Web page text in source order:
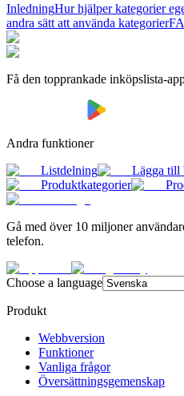
InledningHur hjälper kategorier
andra sätt att använda kategorier
Få den topprankade inköpslista-
Andra funktioner
Listdelning
Lägga till
Produktkategorier
Gå med över 10 miljoner
telefon.
Choose a language
Produkt
Webbversion
Funktioner
Vanliga frågor
Översättningsgemenskap